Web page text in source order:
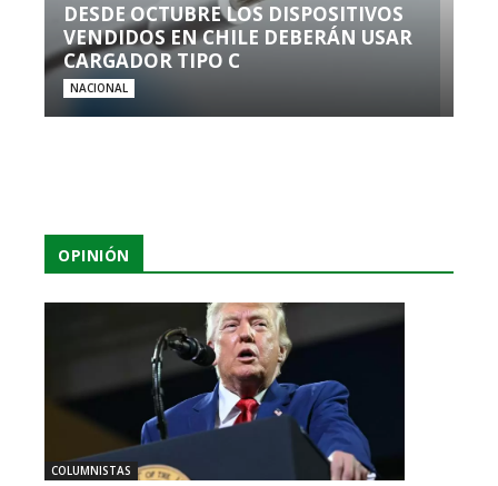
DESDE OCTUBRE LOS DISPOSITIVOS
VENDIDOS EN CHILE DEBERÁN USAR
CARGADOR TIPO C
NACIONAL
OPINIÓN
COLUMNISTAS